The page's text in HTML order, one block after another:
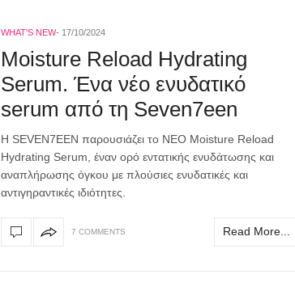
WHAT'S NEW 17/10/2024
Moisture Reload Hydrating
Serum. Ένα νέο ενυδατικό
serum από τη Seven7een
Η SEVEN7EEN παρουσιάζει το ΝΕΟ Moisture Reload
Hydrating Serum, έναν ορό εντατικής ενυδάτωσης και
αναπλήρωσης όγκου με πλούσιες ενυδατικές και
αντιγηραντικές ιδιότητες.
7 COMMENTS Read More...